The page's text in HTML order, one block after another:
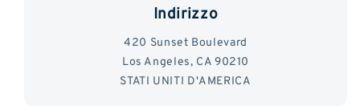
Indirizzo
420 Sunset Boulevard
Los Angeles, CA 90210
STATI UNITI D'AMERICA